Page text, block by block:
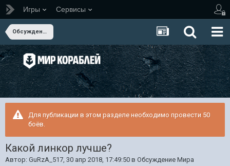
Игры Сервисы
Обсуждение Мира Кораблей
Для публикации в этом разделе необходимо провести 50
боёв.
Какой линкор лучше?
Автор: GuRzA_517, 30 апр 2018, 17:49:50 в Обсуждение Мира